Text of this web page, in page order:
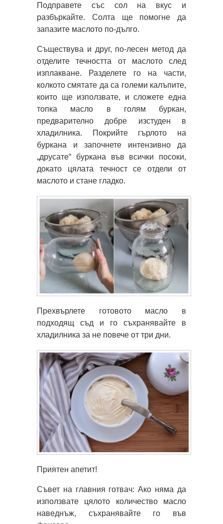
Подправете със сол на вкус и
разбъркайте. Солта ще помогне да
запазите маслото по-дълго.
Съществува и друг, по-лесен метод да
отделите течността от маслото след
изплакване. Разделете го на части,
колкото смятате да са големи калъпите,
които ще използвате, и сложете една
топка масло в голям буркан,
предварително добре изстуден в
хладилника. Покрийте гърлото на
буркана и започнете интензивно да
„друсате“ буркана във всички посоки,
докато цялата течност се отдели от
маслото и стане гладко.
Прехвърлете готовото масло в
подходящ съд и го съхранявайте в
хладилника за не повече от три дни.
Приятен апетит!
Съвет на главния готвач: Ако няма да
използвате цялото количество масло
наведнъж, съхранявайте го във